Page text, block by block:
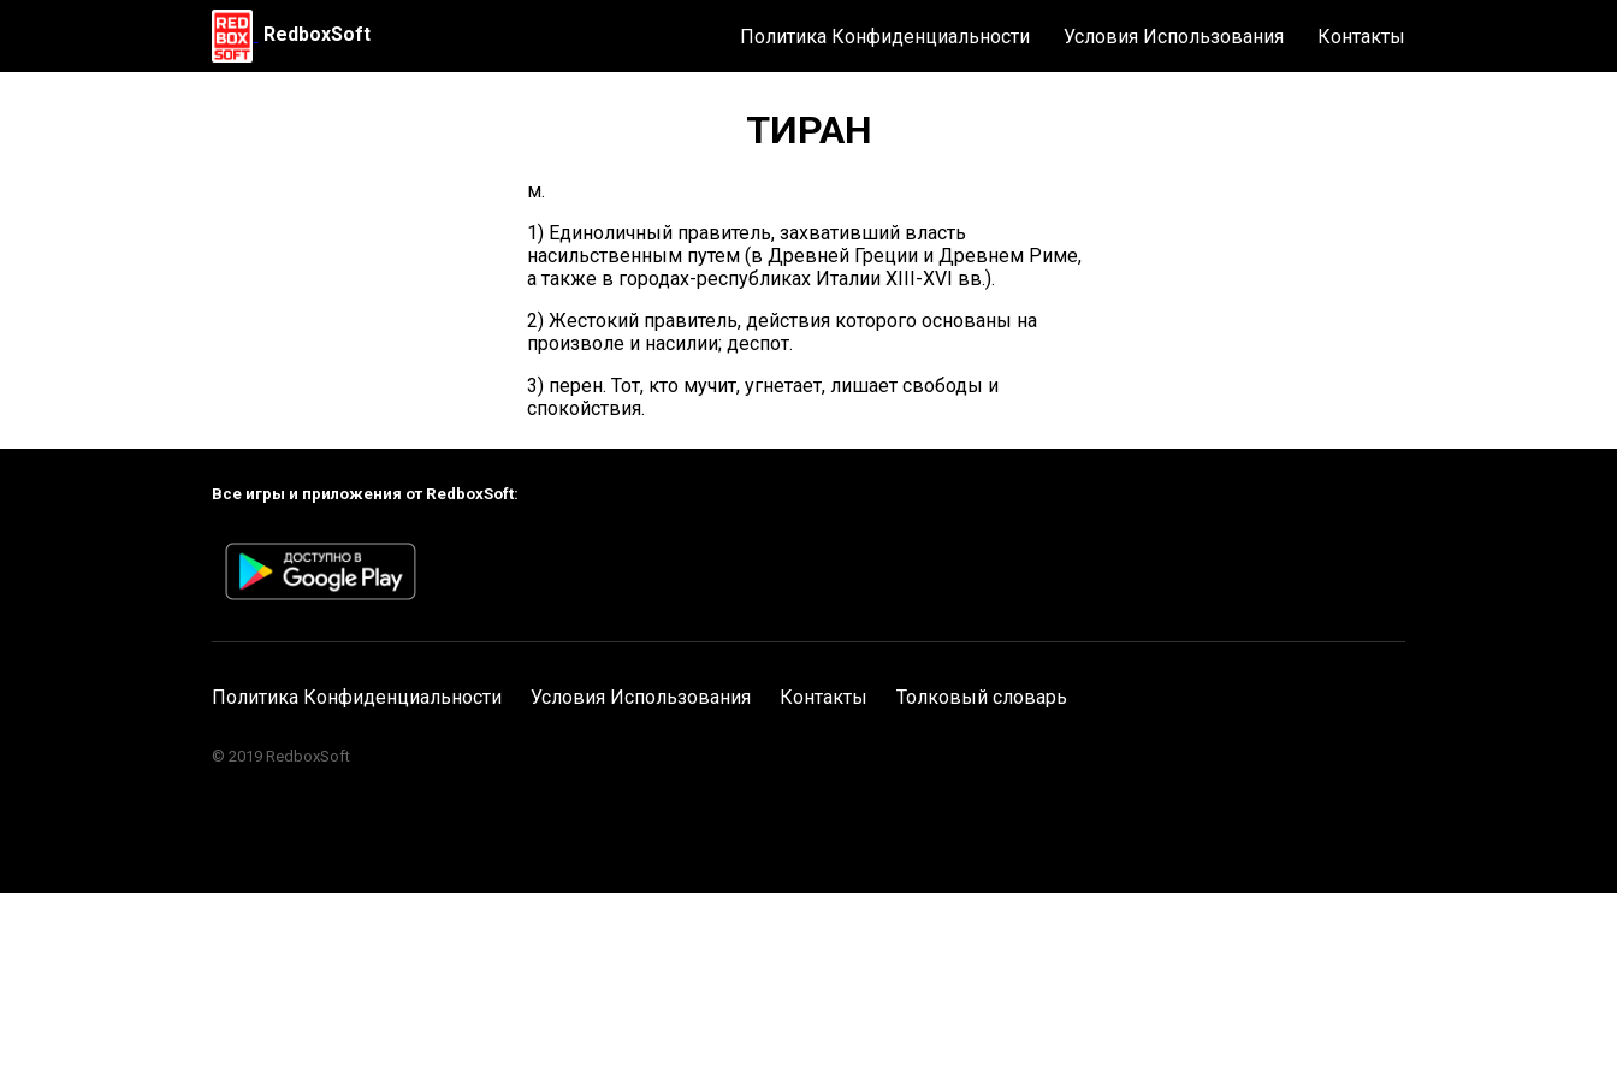
RedboxSoft Политика Конфиденциальности Условия Использования Контакты
ТИРАН
м.
1) Единоличный правитель, захвативший власть
насильственным путем (в Древней Греции и Древнем Риме,
а также в городах-республиках Италии XIII-XVI вв.).
2) Жестокий правитель, действия которого основаны на
произволе и насилии; деспот.
3) перен. Тот, кто мучит, угнетает, лишает свободы и
спокойствия.
Все игры и приложения от RedboxSoft:
Политика Конфиденциальности Условия Использования Контакты Толковый словарь
© 2019 RedboxSoft